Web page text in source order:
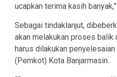
ucapkan terima kasih
Sebagai tindaklanjut,
akan melakukan proses balik
harus dilakukan
(Pemkot) Kota Banjarmasin.